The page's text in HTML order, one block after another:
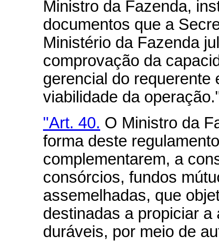
Ministro da Fazenda,
documentos que a
Ministério da Fazenda
comprovação da
gerencial do requerente
viabilidade da
"Art. 40. O Ministro da
forma deste
complementarem, a
consórcios, fundos
assemelhadas, que
destinadas a propiciar
duráveis, por meio de